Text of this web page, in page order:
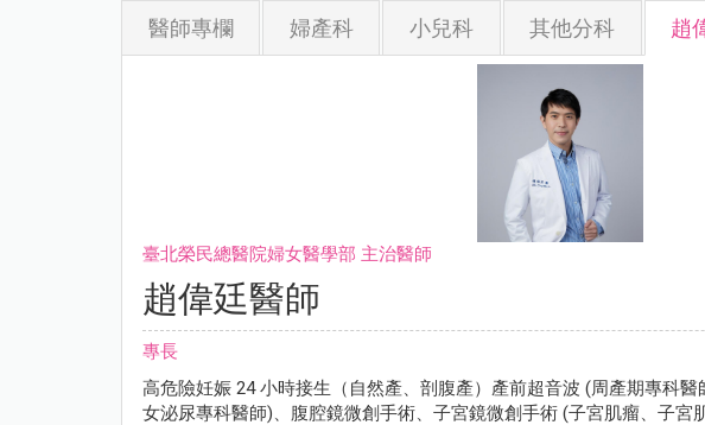
醫師專欄 婦產科 小兒科 其他分科 趙
臺北榮民總醫院婦女醫學部 主治醫師
趙偉廷醫師
專長
高危險妊娠 24 小時接生（自然產、剖腹產）產前超音波 (周產期專科
女泌尿專科醫師)、腹腔鏡微創手術、子宮鏡微創手術 (子宮肌瘤、子宮